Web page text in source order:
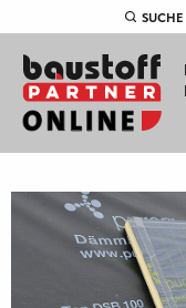
SUCHE